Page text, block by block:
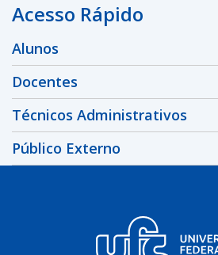
Acesso Rápido
Alunos
Docentes
Técnicos Administrativos
Público Externo